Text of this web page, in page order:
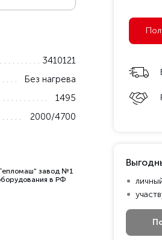
3410121
Без нагрева
1495
2000/4700
завод №1
в РФ